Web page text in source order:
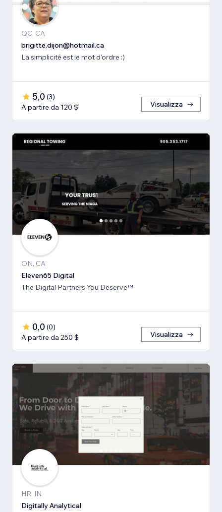
QC, CA
brigitte.dijon@hotmail.ca
La simplicité est le mot d'ordre :)
5,0 (3)
A partire da 120 $
Visualizza
ON, CA
Eleven65 Digital
The Digital Partners You Deserve™
0,0 (0)
A partire da 250 $
Visualizza
HR, IN
Digitally Analytical